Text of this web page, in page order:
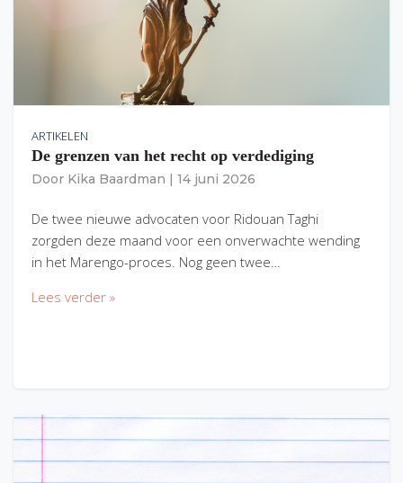
ARTIKELEN
De grenzen van het recht op verdediging
Door Kika Baardman 14 juni 2026
De twee nieuwe advocaten voor Ridouan Taghi
zorgden deze maand voor een onverwachte wending
in het Marengo-proces. Nog geen twee…
Lees verder »